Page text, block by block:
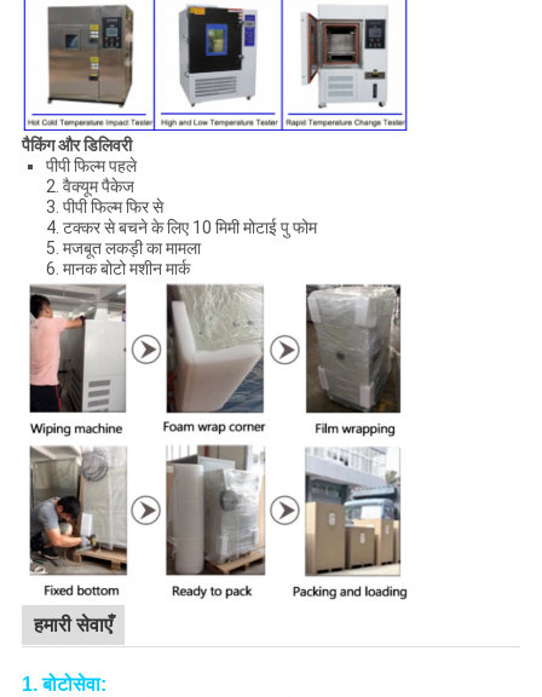
पैकिंग और डिलिवरी
पीपी फिल्म पहले
2. वैक्यूम पैकेज
3. पीपी फिल्म फिर से
4. टक्कर से बचने के लिए 10 मिमी मोटाई पु फोम
5. मजबूत लकड़ी का मामला
6. मानक बोटो मशीन मार्क
हमारी सेवाएँ
1. बोटोसेवा: